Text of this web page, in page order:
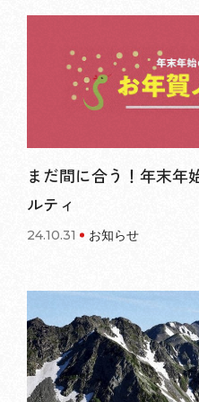
まだ間に合う！年末年
ルティ
24.10.31 お知らせ